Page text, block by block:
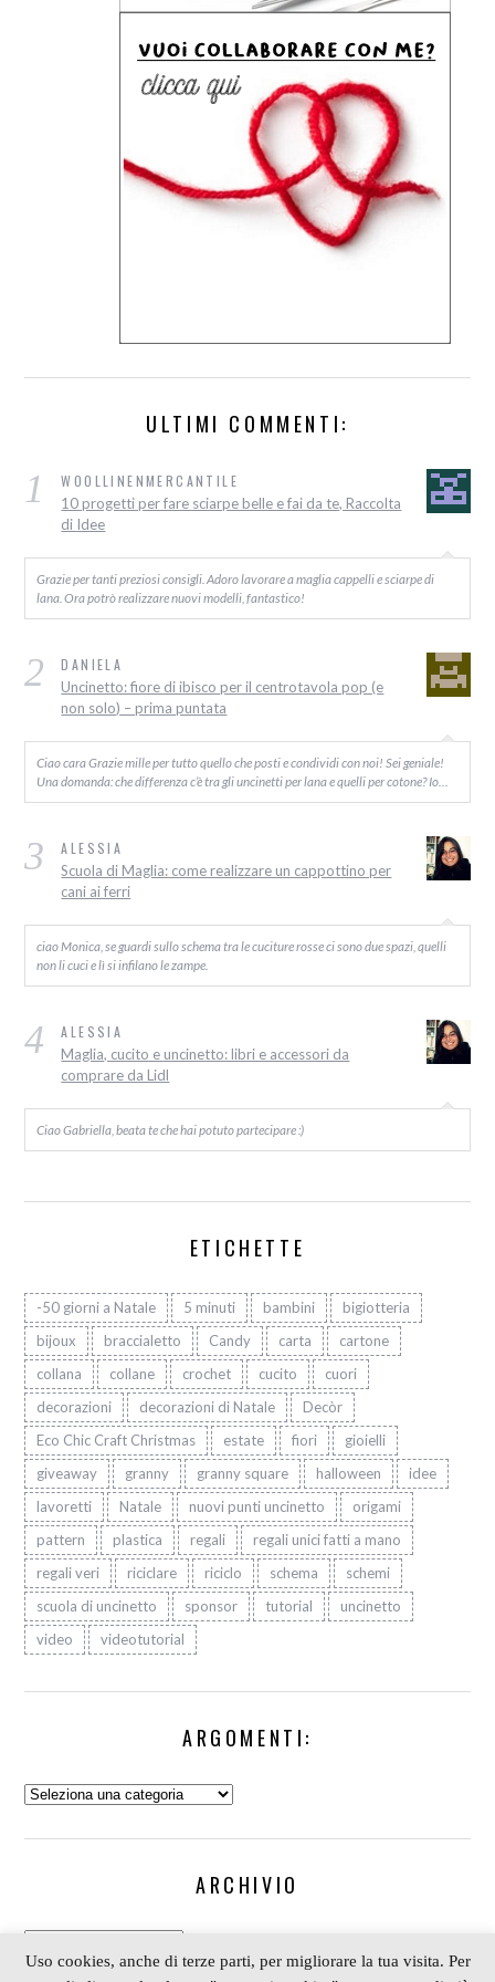
ULTIMI COMMENTI:
1 WOOLLINENMERCANTILE
10 progetti per fare sciarpe belle e fai da te, Raccolta
di Idee
Grazie per tanti preziosi consigli. Adoro lavorare a maglia cappelli e sciarpe di
lana. Ora potrò realizzare nuovi modelli, fantastico!
2 DANIELA
Uncinetto: fiore di ibisco per il centrotavola pop (e
non solo) – prima puntata
Ciao cara Grazie mille per tutto quello che posti e condividi con noi! Sei geniale!
Una domanda: che differenza c’è tra gli uncinetti per lana e quelli per cotone? Io…
3 ALESSIA
Scuola di Maglia: come realizzare un cappottino per
cani ai ferri
ciao Monica, se guardi sullo schema tra le cuciture rosse ci sono due spazi, quelli
non li cuci e lì si infilano le zampe.
4 ALESSIA
Maglia, cucito e uncinetto: libri e accessori da
comprare da Lidl
Ciao Gabriella, beata te che hai potuto partecipare :)
ETICHETTE
-50 giorni a Natale 5 minuti bambini
bigiotteria
bijoux
braccialetto Candy carta
cartone
collana
collane crochet cucito
cuori
decorazioni
decorazioni di Natale
Decòr
Eco Chic Craft Christmas
estate fiori
gioielli
giveaway
granny granny square halloween
idee
lavoretti
Natale nuovi punti uncinetto
origami
pattern
plastica regali
regali unici fatti a mano
regali veri
riciclare riciclo schema
schemi
scuola di uncinetto
sponsor tutorial
uncinetto
video
videotutorial
ARGOMENTI:
Argomenti:
ARCHIVIO
Archivio
Uso cookies, anche di terze parti, per migliorare la tua visita. Per